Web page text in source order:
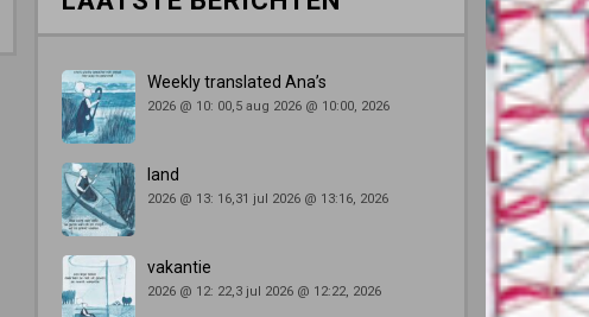
Weekly translated Ana’s
2026 @ 10: 00,5 aug 2026 @ 10:00, 2026
land
2026 @ 13: 16,31 jul 2026 @ 13:16, 2026
vakantie
2026 @ 12: 22,3 jul 2026 @ 12:22, 2026